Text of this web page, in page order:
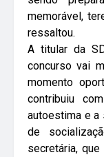
memorável,
ressaltou.
A titular da
concurso vai
momento
contribuiu
autoestima e a
de
secretária,